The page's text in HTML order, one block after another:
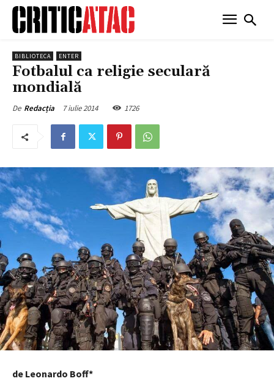
BIBLIOTECA ENTER
Fotbalul ca religie seculară
mondială
De Redacția 7 iulie 2014 1726
de Leonardo Boff*